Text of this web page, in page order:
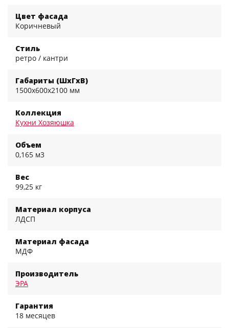
Цвет фасада
Коричневый
Стиль
ретро / кантри
Габариты (ШхГхВ)
1500x600x2100 мм
Коллекция
Кухни Хозяюшка
Объем
0,165 м3
Вес
99,25 кг
Материал корпуса
ЛДСП
Материал фасада
МДФ
Производитель
ЭРА
Гарантия
18 месяцев